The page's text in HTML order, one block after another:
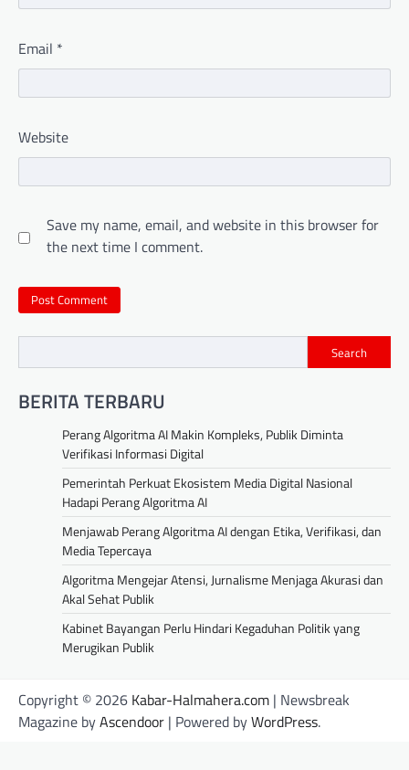
Email *
Website
Save my name, email, and website in this browser for
the next time I comment.
Search
BERITA TERBARU
Perang Algoritma AI Makin Kompleks, Publik Diminta
Verifikasi Informasi Digital
Pemerintah Perkuat Ekosistem Media Digital Nasional
Hadapi Perang Algoritma AI
Menjawab Perang Algoritma AI dengan Etika, Verifikasi, dan
Media Tepercaya
Algoritma Mengejar Atensi, Jurnalisme Menjaga Akurasi dan
Akal Sehat Publik
Kabinet Bayangan Perlu Hindari Kegaduhan Politik yang
Merugikan Publik
Copyright © 2026 Kabar-Halmahera.com | Newsbreak
Magazine byAscendoor | Powered byWordPress.